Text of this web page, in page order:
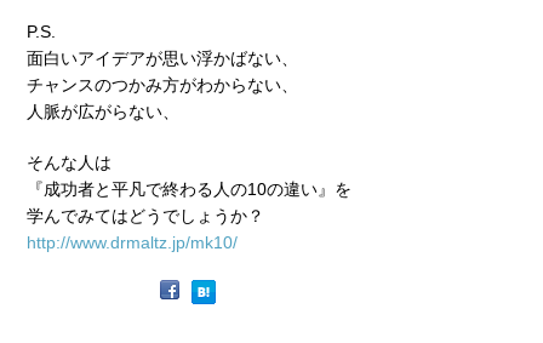
P.S.
面白いアイデアが思い浮かばない、
チャンスのつかみ方がわからない、
人脈が広がらない、
そんな人は
『成功者と平凡で終わる人の10の違い』を
学んでみてはどうでしょうか？
http://www.drmaltz.jp/mk10/